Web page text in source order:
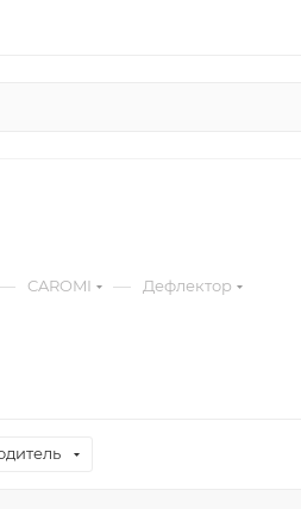
CAROMI — Дефлектор